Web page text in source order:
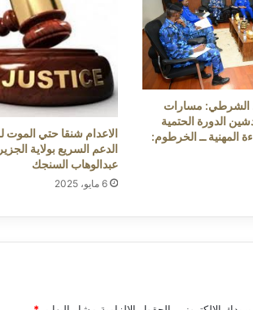
الشرطي: مسارات
الدورة الحتمية
المهنية ــ ​الخرطوم:
الاعدام شنقا حتي الموت
الدعم السريع بولاية
عبدالوهاب السنجك
6 مايو، 2025